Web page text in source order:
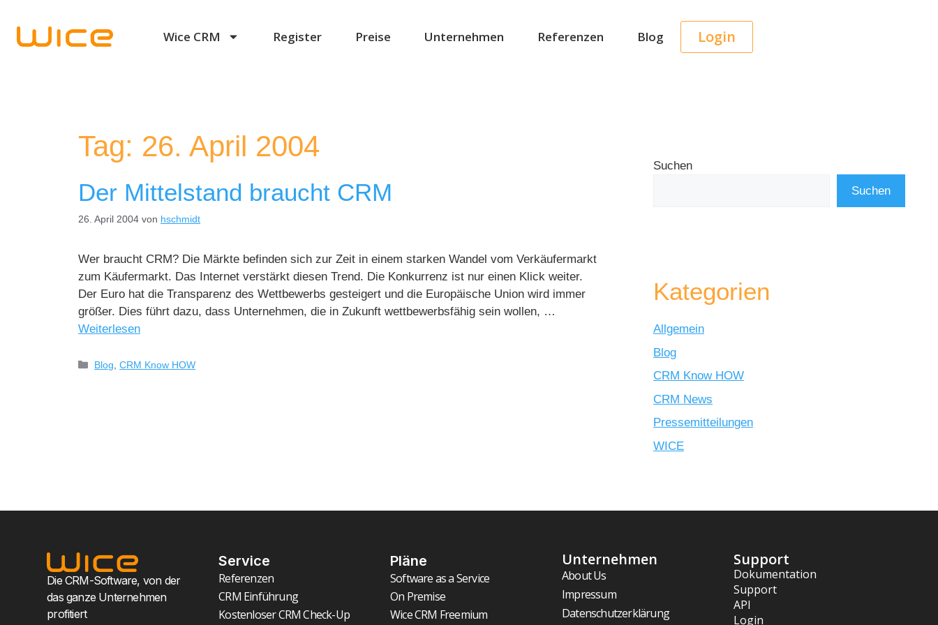
Wice CRM Register Preise Unternehmen Referenzen Blog Login
Tag: 26. April 2004
Der Mittelstand braucht CRM
26. April 2004 von hschmidt
Wer braucht CRM? Die Märkte befinden sich zur Zeit in einem starken Wandel vom Verkäufermarkt
zum Käufermarkt. Das Internet verstärkt diesen Trend. Die Konkurrenz ist nur einen Klick weiter.
Der Euro hat die Transparenz des Wettbewerbs gesteigert und die Europäische Union wird immer
größer. Dies führt dazu, dass Unternehmen, die in Zukunft wettbewerbsfähig sein wollen, …
Weiterlesen
Blog ,CRM Know HOW
Suchen
Suchen
Kategorien
Allgemein
Blog
CRM Know HOW
CRM News
Pressemitteilungen
WICE
Die CRM-Software, von der
das ganze Unternehmen
profitiert
Service
Referenzen
CRM Einführung
Kostenloser CRM Check-Up
Pläne
Software as a Service
On Premise
Wice CRM Freemium
Unternehmen
About Us
Impressum
Datenschutzerklärung
Support
Dokumentation
Support
API
Login